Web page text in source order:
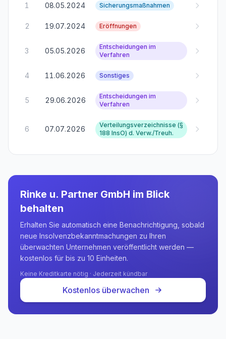
1 08.05.2024 Sicherungsmaßnahmen
2 19.07.2024 Eröffnungen
3 05.05.2026
Entscheidungen im
Verfahren
4 11.06.2026 Sonstiges
5 29.06.2026
Entscheidungen im
Verfahren
6 07.07.2026
Verteilungsverzeichnisse (§
188 InsO) d. Verw./Treuh.
Rinke u. Partner GmbH im Blick
behalten
Erhalten Sie automatisch eine Benachrichtigung, sobald
neue Insolvenzbekanntmachungen zu Ihren
überwachten Unternehmen veröffentlicht werden —
kostenlos für bis zu 10 Einheiten.
Keine Kreditkarte nötig · Jederzeit kündbar
Kostenlos überwachen